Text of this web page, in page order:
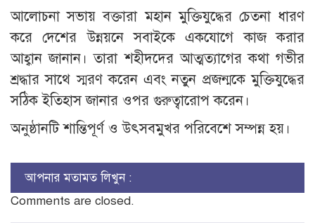
আলোচনা সভায় বক্তারা মহান মুক্তিযুদ্ধের চেতনা ধারণ
করে দেশের উন্নয়নে সবাইকে একযোগে কাজ করার
আহ্বান জানান। তারা শহীদদের আত্মত্যাগের কথা গভীর
শ্রদ্ধার সাথে স্মরণ করেন এবং নতুন প্রজন্মকে মুক্তিযুদ্ধের
সঠিক ইতিহাস জানার ওপর গুরুত্বারোপ করেন।
অনুষ্ঠানটি শান্তিপূর্ণ ও উৎসবমুখর পরিবেশে সম্পন্ন হয়।
আপনার মতামত লিখুন :
Comments are closed.